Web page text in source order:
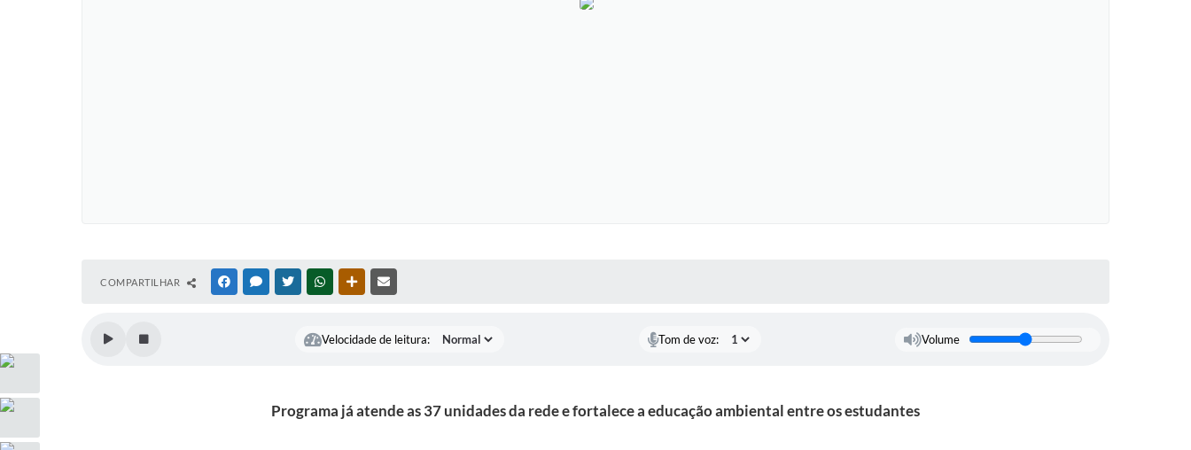
COMPARTILHAR FACEBOOKMESSENGER
TWITTERWHATSAPPOUTRAS MÍDIAS
Velocidade de leitura: Tom de voz: Volume
Programa já atende as 37 unidades da rede e fortalece a educação ambiental entre os estudantes